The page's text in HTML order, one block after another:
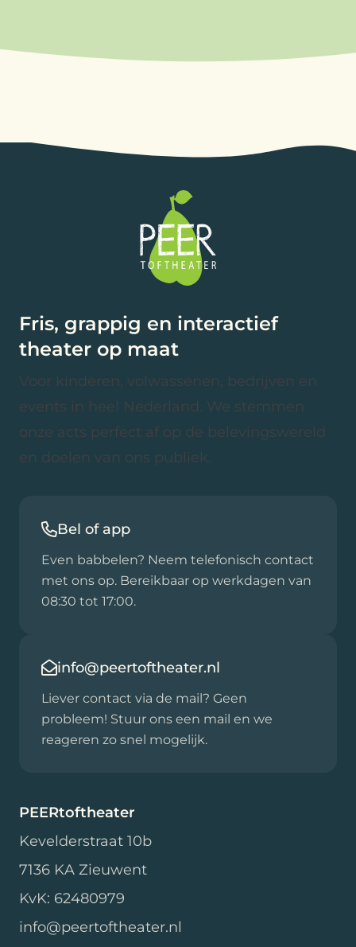
Fris, grappig en interactief
theater op maat
Voor kinderen, volwassenen, bedrijven en
events in heel Nederland. We stemmen
onze acts perfect af op de belevingswereld
en doelen van ons publiek.
Bel of app
Even babbelen? Neem telefonisch contact
met ons op. Bereikbaar op werkdagen van
08:30 tot 17:00.
info@peertoftheater.nl
Liever contact via de mail? Geen
probleem! Stuur ons een mail en we
reageren zo snel mogelijk.
PEERtoftheater
Kevelderstraat 10b
7136 KA Zieuwent
KvK: 62480979
info@peertoftheater.nl